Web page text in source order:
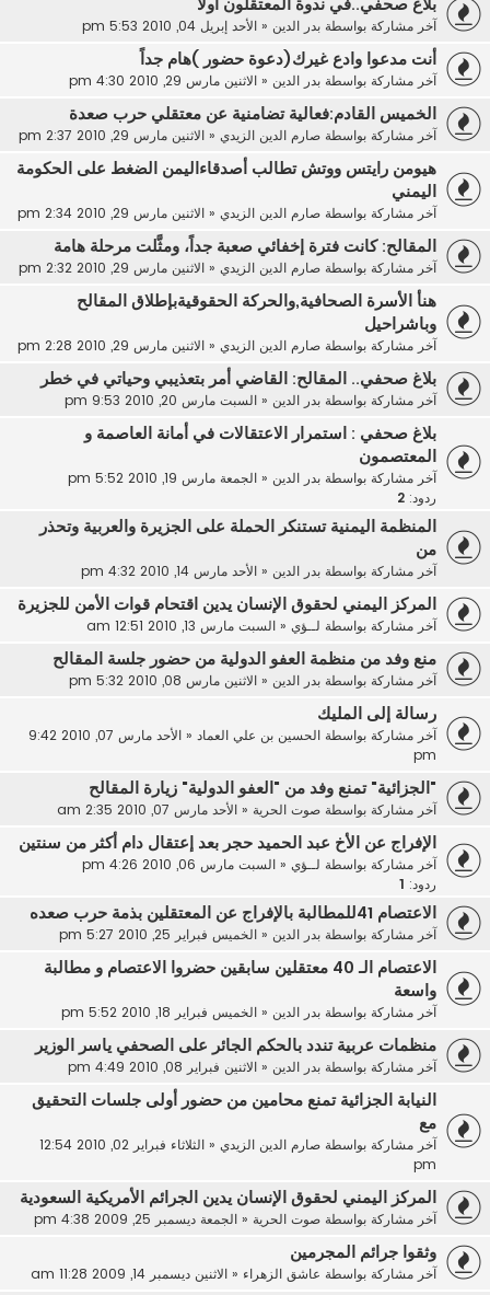
بلاغ صحفي..في ندوة المعتقلون أولا
آخر مشاركة بواسطة بدر الدين« الأحد إبريل 04, 2010 5:53 pm
أنت مدعوا وادع غيرك(دعوة حضور )هام جداً
آخر مشاركة بواسطة بدر الدين« الاثنين مارس 29, 2010 4:30 pm
الخميس القادم:فعالية تضامنية عن معتقلي حرب صعدة
آخر مشاركة بواسطة صارم الدين الزيدي« الاثنين مارس 29, 2010 2:37 pm
هيومن رايتس ووتش تطالب أصدقاءاليمن الضغط على الحكومة
اليمني
آخر مشاركة بواسطة صارم الدين الزيدي« الاثنين مارس 29, 2010 2:34 pm
المقالح: كانت فترة إخفائي صعبة جداً، ومثَّلت مرحلة هامة
آخر مشاركة بواسطة صارم الدين الزيدي« الاثنين مارس 29, 2010 2:32 pm
هنأ الأسرة الصحافية,والحركة الحقوقيةبإطلاق المقالح
وباشراحيل
آخر مشاركة بواسطة صارم الدين الزيدي« الاثنين مارس 29, 2010 2:28 pm
بلاغ صحفي.. المقالح: القاضي أمر بتعذيبي وحياتي في خطر
آخر مشاركة بواسطة بدر الدين« السبت مارس 20, 2010 9:53 pm
بلاغ صحفي : استمرار الاعتقالات في أمانة العاصمة و
المعتصمون
آخر مشاركة بواسطة بدر الدين« الجمعة مارس 19, 2010 5:52 pm
ردود: 2
المنظمة اليمنية تستنكر الحملة على الجزيرة والعربية وتحذر
من
آخر مشاركة بواسطة بدر الدين« الأحد مارس 14, 2010 4:32 pm
المركز اليمني لحقوق الإنسان يدين اقتحام قوات الأمن للجزيرة
آخر مشاركة بواسطة لــؤي« السبت مارس 13, 2010 12:51 am
منع وفد من منظمة العفو الدولية من حضور جلسة المقالح
آخر مشاركة بواسطة بدر الدين« الاثنين مارس 08, 2010 5:32 pm
رسالة إلى المليك
آخر مشاركة بواسطة الحسين بن علي العماد«
الأحد مارس 07, 2010 9:42
pm
"الجزائية" تمنع وفد من "العفو الدولية" زيارة المقالح
آخر مشاركة بواسطة صوت الحرية« الأحد مارس 07, 2010 2:35 am
الإفراج عن الأخ عبد الحميد حجر بعد إعتقال دام أكثر من سنتين
آخر مشاركة بواسطة لــؤي« السبت مارس 06, 2010 4:26 pm
ردود:
الاعتصام 41للمطالبة بالإفراج عن المعتقلين بذمة حرب صعده
آخر مشاركة بواسطة بدر الدين« الخميس فبراير 25, 2010 5:27 pm
الاعتصام الـ 40 معتقلين سابقين حضروا الاعتصام و مطالبة
واسعة
آخر مشاركة بواسطة بدر الدين« الخميس فبراير 18, 2010 5:52 pm
منظمات عربية تندد بالحكم الجائر على الصحفي ياسر الوزير
آخر مشاركة بواسطة بدر الدين« الاثنين فبراير 08, 2010 4:49 pm
النيابة الجزائية تمنع محامين من حضور أولى جلسات التحقيق
مع
آخر مشاركة بواسطة صارم الدين الزيدي«
الثلاثاء فبراير 02, 2010 12:54
pm
المركز اليمني لحقوق الإنسان يدين الجرائم الأمريكية السعودية
آخر مشاركة بواسطة صوت الحرية« الجمعة ديسمبر 25, 2009 4:38 pm
وثقوا جرائم المجرمين
آخر مشاركة بواسطة عاشق الزهراء« الاثنين ديسمبر 14, 2009 11:28 am